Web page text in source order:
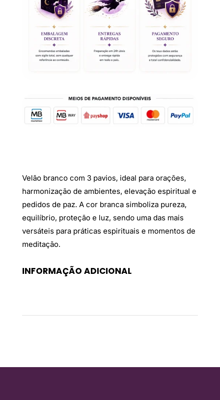
Velão branco com 3 pavios, ideal para orações,
harmonização de ambientes, elevação espiritual e
pedidos de paz. A cor branca simboliza pureza,
equilíbrio, proteção e luz, sendo uma das mais
versáteis para práticas espirituais e momentos de
meditação.
INFORMAÇÃO ADICIONAL